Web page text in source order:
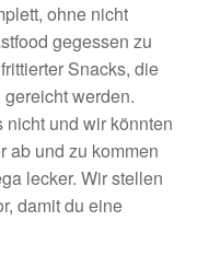
ohne nicht
gegessen zu
Snacks, die
werden.
und wir könnten
ab und zu kommen
lecker. Wir stellen
damit du eine